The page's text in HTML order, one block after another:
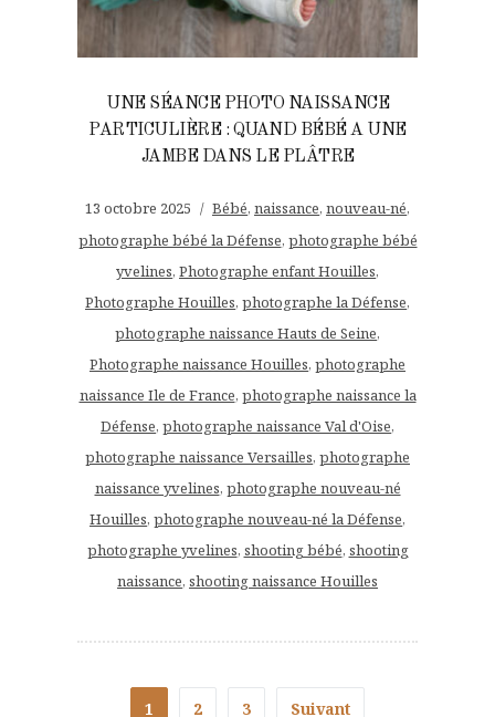
UNE SÉANCE PHOTO NAISSANCE
PARTICULIÈRE : QUAND BÉBÉ A UNE
JAMBE DANS LE PLÂTRE
13 octobre 2025 Bébé, naissance, nouveau-né,
photographe bébé la Défense, photographe bébé
yvelines, Photographe enfant Houilles,
Photographe Houilles, photographe la Défense,
photographe naissance Hauts de Seine,
Photographe naissance Houilles, photographe
naissance Ile de France, photographe naissance la
Défense, photographe naissance Val d'Oise,
photographe naissance Versailles, photographe
naissance yvelines, photographe nouveau-né
Houilles, photographe nouveau-né la Défense,
photographe yvelines, shooting bébé, shooting
naissance, shooting naissance Houilles
1 2 3 Suivant